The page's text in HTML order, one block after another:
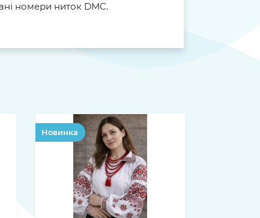
номери ниток DMC.
Hовинка